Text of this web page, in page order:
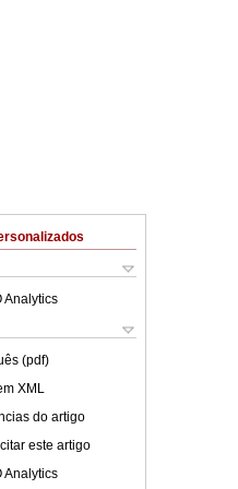
Analytics
(pdf)
XML
do artigo
este artigo
Analytics